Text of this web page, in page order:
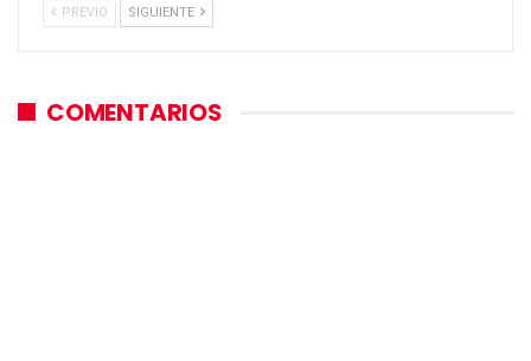
PREVIO SIGUIENTE
COMENTARIOS